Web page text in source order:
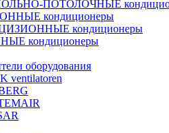
ПОТОЛОЧНЫЕ
кондиционеры
кондиционеры
кондиционеры
оборудования
ventilatoren